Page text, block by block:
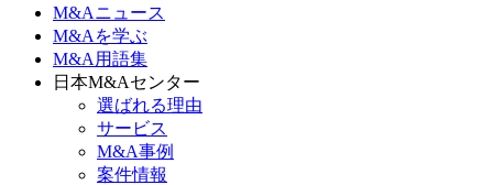
M&Aニュース
M&Aを学ぶ
M&A用語集
日本M&Aセンター
選ばれる理由
サービス
M&A事例
案件情報